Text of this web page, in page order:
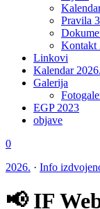
Pravila
Kontakt
Linkovi
Kalendar 2026.
Galerija
EGP 2023
objave
0
2026. · Info
📢 IF